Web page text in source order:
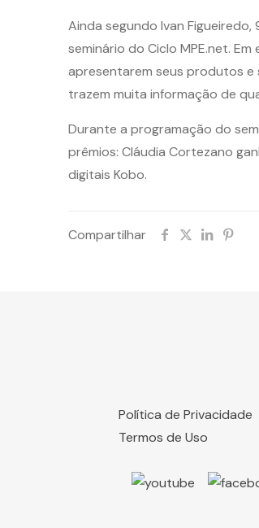
Ainda segundo Ivan
seminário do Ciclo MPE.net.
apresentarem seus produtos e
trazem muita informação de
Durante a programação do
prêmios: Cláudia Cortezano
digitais Kobo.
Compartilhar
Política de Privacidade
Termos de Uso